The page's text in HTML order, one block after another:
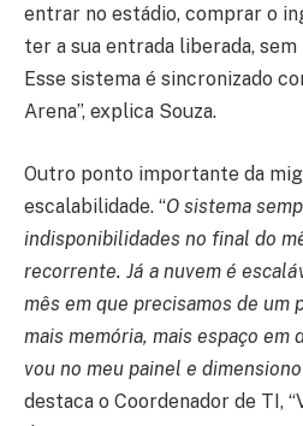
entrar no estádio, comprar o
ter a sua entrada liberada,
Esse sistema é sincronizado
Arena”, explica Souza.
Outro ponto importante da
escalabilidade. “O sistema
indisponibilidades no final do
recorrente. Já a nuvem é
mês em que precisamos de um
mais memória, mais espaço em
vou no meu painel e
destaca o Coordenador de TI,